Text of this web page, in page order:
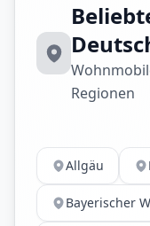
Regionen
Allgäu
Bayerischer